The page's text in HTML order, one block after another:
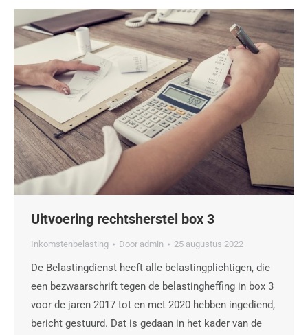
Uitvoering rechtsherstel box 3
Inkomstenbelasting Door admin 25 augustus 2022
De Belastingdienst heeft alle belastingplichtigen, die
een bezwaarschrift tegen de belastingheffing in box 3
voor de jaren 2017 tot en met 2020 hebben ingediend,
bericht gestuurd. Dat is gedaan in het kader van de